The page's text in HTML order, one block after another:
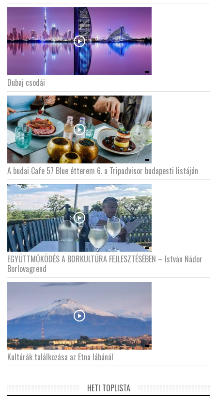
Dubaj csodái
A budai Cafe 57 Blue étterem 6. a Tripadvisor budapesti listáján
EGYÜTTMŰKÖDÉS A BORKULTÚRA FEJLESZTÉSÉBEN – István Nádor
Borlovagrend
Kultúrák találkozása az Etna lábánál
HETI TOPLISTA